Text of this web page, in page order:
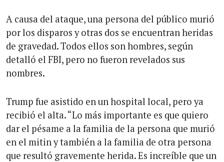
A causa del ataque, una persona del público murió
por los disparos y otras dos se encuentran heridas
de gravedad. Todos ellos son hombres, según
detalló el FBI, pero no fueron revelados sus
nombres.
Trump fue asistido en un hospital local, pero ya
recibió el alta. “Lo más importante es que quiero
dar el pésame a la familia de la persona que murió
en el mitin y también a la familia de otra persona
que resultó gravemente herida. Es increíble que un